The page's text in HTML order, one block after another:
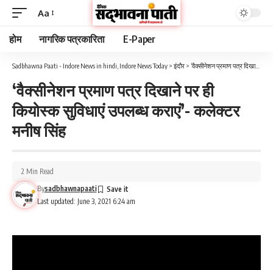
Aa
होम नागरिक पत्रकारिता E-Paper
Sadbhawna Paati - Indore News in hindi, Indore News Today > इंदौर > ‘वैक्सीनेशन प्रमाण पत्र दिखाने पर ही कियोस्क सुविधाएं उपलब्ध कराएं’- कलेक्टर मनीष सिंह
‘वैक्सीनेशन प्रमाण पत्र दिखाने पर ही
कियोस्क सुविधाएं उपलब्ध कराएं’- कलेक्टर
मनीष सिंह
Last updated: June 3, 2021 6:24 am
Bysadbhawnapaati
2 Min Read